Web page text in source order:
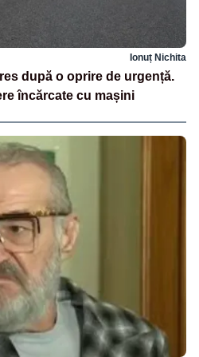
Ionuț Nichita
după o oprire de urgență.
încărcate cu mașini